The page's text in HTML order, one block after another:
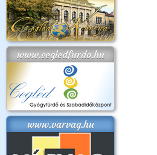
www.cegledfurdo.hu
www.varvag.hu